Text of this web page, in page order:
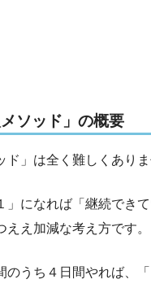
メソッド」の概要
ド」は全く難しくありま
」になれば「継続でき
ええ加減な考え方です。
のうち４日間やれば、「